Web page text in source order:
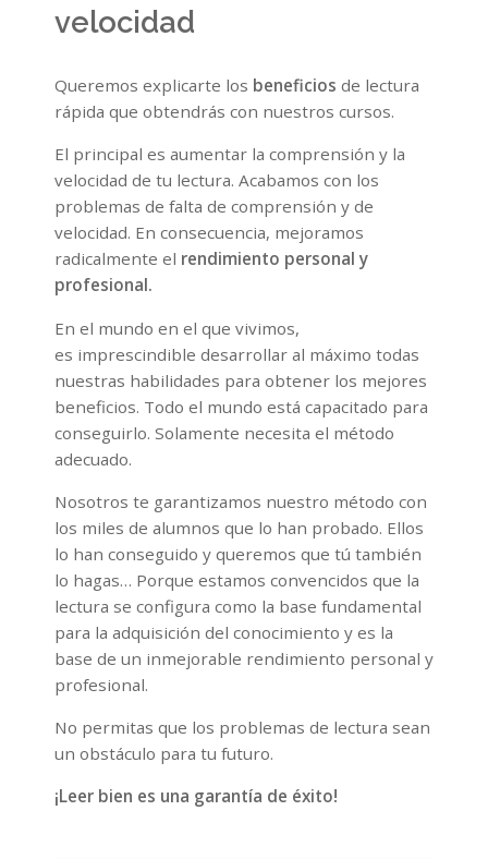
velocidad
Queremos explicarte los beneficios de lectura
rápida que obtendrás con nuestros cursos.
El principal es aumentar la comprensión y la
velocidad de tu lectura. Acabamos con los
problemas de falta de comprensión y de
velocidad. En consecuencia, mejoramos
radicalmente el rendimiento personal y
profesional.
En el mundo en el que vivimos,
es imprescindible desarrollar al máximo todas
nuestras habilidades para obtener los mejores
beneficios. Todo el mundo está capacitado para
conseguirlo. Solamente necesita el método
adecuado.
Nosotros te garantizamos nuestro método con
los miles de alumnos que lo han probado. Ellos
lo han conseguido y queremos que tú también
lo hagas… Porque estamos convencidos que la
lectura se configura como la base fundamental
para la adquisición del conocimiento y es la
base de un inmejorable rendimiento personal y
profesional.
No permitas que los problemas de lectura sean
un obstáculo para tu futuro.
¡Leer bien es una garantía de éxito!